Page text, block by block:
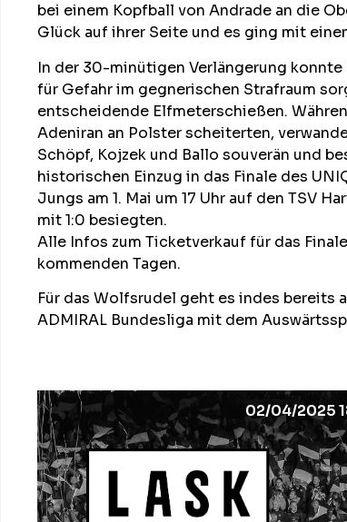
bei einem Kopfball von Andrade an die
Glück auf ihrer Seite und es ging mit
In der 30-minütigen Verlängerung
für Gefahr im gegnerischen Strafraum
entscheidende Elfmeterschießen.
Adeniran an Polster scheiterten,
Schöpf, Kojzek und Ballo souverän und
historischen Einzug in das Finale des
Jungs am 1. Mai um 17 Uhr auf den TSV
mit 1:0 besiegten.
Alle Infos zum Ticketverkauf für das
kommenden Tagen.
Für das Wolfsrudel geht es indes bereits
ADMIRAL Bundesliga mit dem
02/04/2025